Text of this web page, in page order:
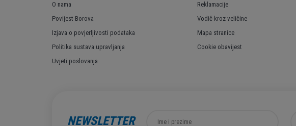
O nama
Povijest Borova
Izjava o povjerljivosti podataka
Politika sustava upravljanja
Uvjeti poslovanja
Reklamacije
Vodič kroz veličine
Mapa stranice
Cookie obavijest
NEWSLETTER